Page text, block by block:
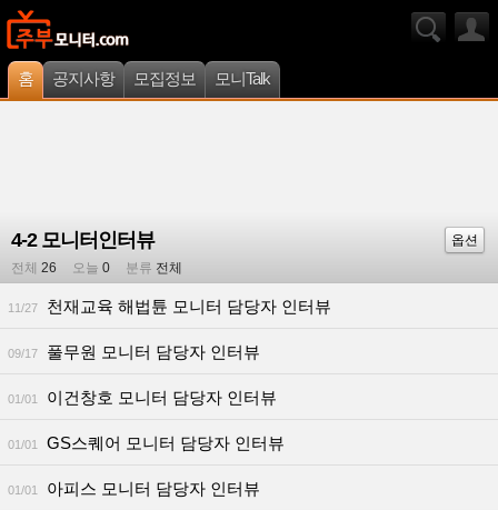
홈 공지사항 모집정보 모니Talk
4-2 모니터인터뷰
옵션
전체 26 오늘 0 분류 전체
11/27 천재교육 해법튠 모니터 담당자 인터뷰
09/17 풀무원 모니터 담당자 인터뷰
01/01 이건창호 모니터 담당자 인터뷰
01/01 GS스퀘어 모니터 담당자 인터뷰
01/01 아피스 모니터 담당자 인터뷰